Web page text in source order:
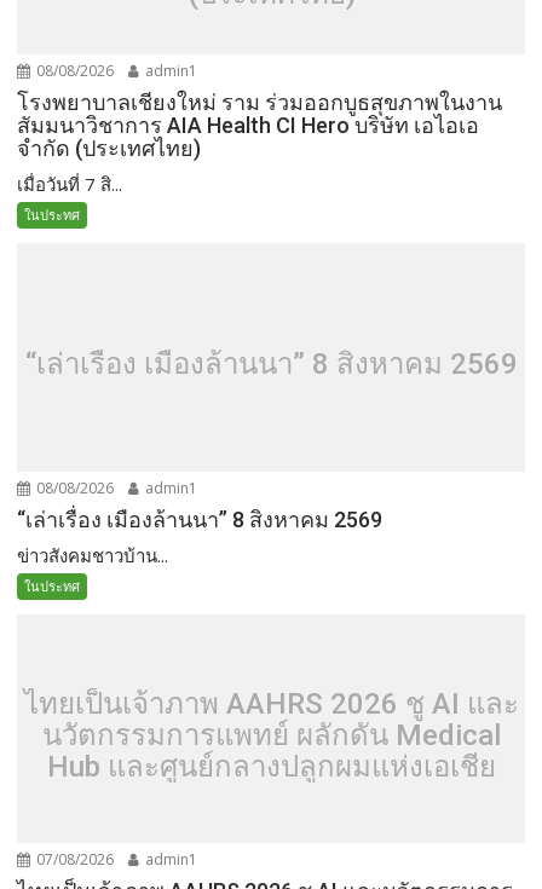
08/08/2026 admin1
โรงพยาบาลเชียงใหม่ ราม ร่วมออกบูธสุขภาพในงาน
สัมมนาวิชาการ AIA Health CI Hero บริษัท เอไอเอ
จำกัด (ประเทศไทย)
เมื่อวันที่ 7 สิ...
ในประทศ
“เล่าเรื่อง เมืองล้านนา” 8 สิงหาคม 2569
08/08/2026 admin1
“เล่าเรื่อง เมืองล้านนา” 8 สิงหาคม 2569
ข่าวสังคมชาวบ้าน...
ในประทศ
ไทยเป็นเจ้าภาพ AAHRS 2026 ชู AI และ
นวัตกรรมการแพทย์ ผลักดัน Medical
Hub และศูนย์กลางปลูกผมแห่งเอเชีย
07/08/2026 admin1